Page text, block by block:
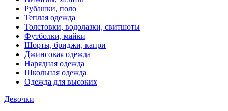
Рубашки, поло
Теплая одежда
Толстовки, водолазки, свитшоты
Футболки, майки
Шорты, бриджи, капри
Джинсовая одежда
Нарядная одежда
Школьная одежда
Одежда для высоких
Девочки